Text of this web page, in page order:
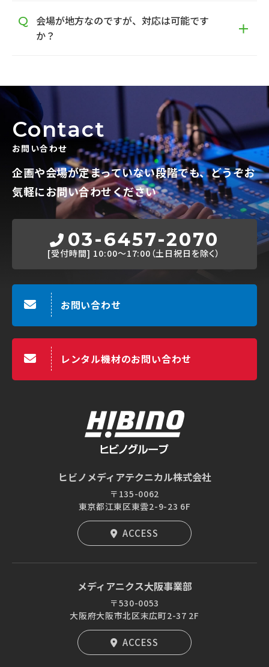
会場が地方なのですが、対応は可能です
か？
Contact
お問い合わせ
企画や会場が定まっていない段階でも、どうぞお
気軽にお問い合わせください
03-6457-2070
[受付時間] 10:00～17:00（土日祝日を除く）
お問い合わせ
レンタル機材のお問い合わせ
ヒビノメディアテクニカル株式会社
〒135-0062
東京都江東区東雲2-9-23 6F
ACCESS
メディアニクス大阪事業部
〒530-0053
大阪府大阪市北区末広町2-37 2F
ACCESS